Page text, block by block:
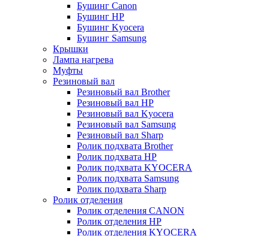
Бушинг Canon
Бушинг HP
Бушинг Kyocera
Бушинг Samsung
Крышки
Лампа нагрева
Муфты
Резиновый вал
Резиновый вал Brother
Резиновый вал HP
Резиновый вал Kyocera
Резиновый вал Samsung
Резиновый вал Sharp
Ролик подхвата Brother
Ролик подхвата HP
Ролик подхвата KYOCERA
Ролик подхвата Samsung
Ролик подхвата Sharp
Ролик отделения
Ролик отделения CANON
Ролик отделения HP
Ролик отделения KYOCERA